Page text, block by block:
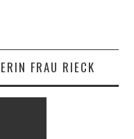
FRAU RIECK